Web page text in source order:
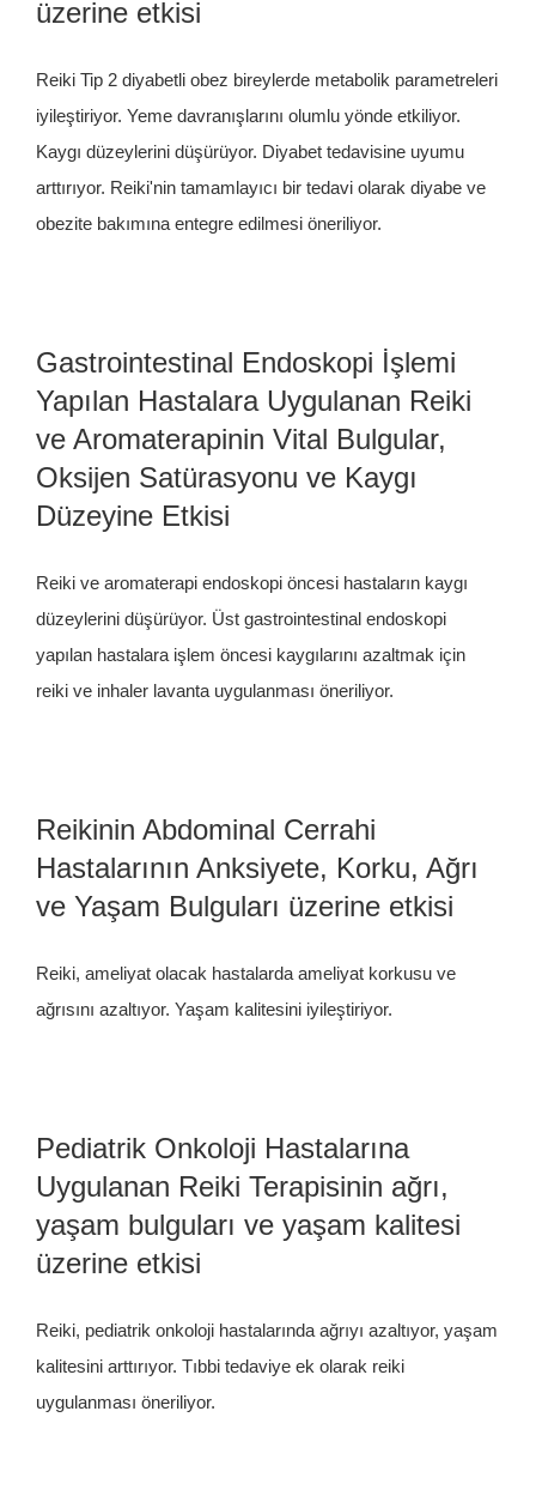
üzerine etkisi
Reiki Tip 2 diyabetli obez bireylerde metabolik parametreleri
iyileştiriyor. Yeme davranışlarını olumlu yönde etkiliyor.
Kaygı düzeylerini düşürüyor. Diyabet tedavisine uyumu
arttırıyor. Reiki'nin tamamlayıcı bir tedavi olarak diyabe ve
obezite bakımına entegre edilmesi öneriliyor.
Gastrointestinal Endoskopi İşlemi
Yapılan Hastalara Uygulanan Reiki
ve Aromaterapinin Vital Bulgular,
Oksijen Satürasyonu ve Kaygı
Düzeyine Etkisi
Reiki ve aromaterapi endoskopi öncesi hastaların kaygı
düzeylerini düşürüyor. Üst gastrointestinal endoskopi
yapılan hastalara işlem öncesi kaygılarını azaltmak için
reiki ve inhaler lavanta uygulanması öneriliyor.
Reikinin Abdominal Cerrahi
Hastalarının Anksiyete, Korku, Ağrı
ve Yaşam Bulguları üzerine etkisi
Reiki, ameliyat olacak hastalarda ameliyat korkusu ve
ağrısını azaltıyor. Yaşam kalitesini iyileştiriyor.
Pediatrik Onkoloji Hastalarına
Uygulanan Reiki Terapisinin ağrı,
yaşam bulguları ve yaşam kalitesi
üzerine etkisi
Reiki, pediatrik onkoloji hastalarında ağrıyı azaltıyor, yaşam
kalitesini arttırıyor. Tıbbi tedaviye ek olarak reiki
uygulanması öneriliyor.